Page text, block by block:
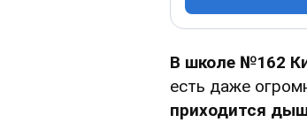
В школе №162
есть даже
приходится